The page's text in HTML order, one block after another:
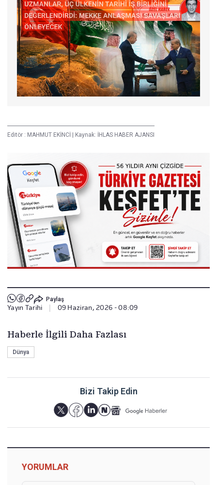
Editör : MAHMUT EKİNCİ | Kaynak: İHLAS HABER AJANSI
Paylaş
Yayın Tarihi 09 Haziran, 2026 - 08:09
Haberle İlgili Daha Fazlası
Dünya
Bizi Takip Edin
YORUMLAR